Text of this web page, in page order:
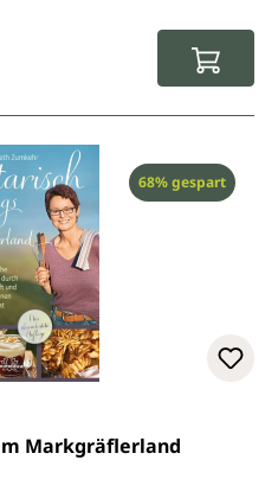
Rabatt
68% gespart
von 4.8 von 5 Sternen
Markgräflerland